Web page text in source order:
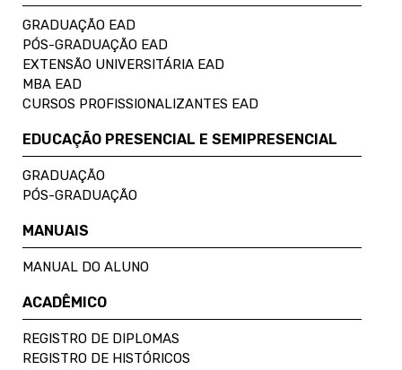
GRADUAÇÃO EAD
PÓS-GRADUAÇÃO EAD
EXTENSÃO UNIVERSITÁRIA EAD
MBA EAD
CURSOS PROFISSIONALIZANTES EAD
EDUCAÇÃO PRESENCIAL E SEMIPRESENCIAL
GRADUAÇÃO
PÓS-GRADUAÇÃO
MANUAIS
MANUAL DO ALUNO
ACADÊMICO
REGISTRO DE DIPLOMAS
REGISTRO DE HISTÓRICOS